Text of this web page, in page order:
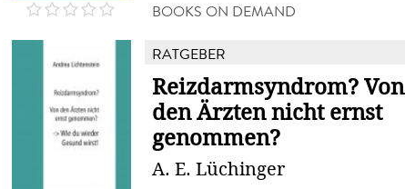
BOOKS ON DEMAND
RATGEBER
Reizdarmsyndrom? Von
den Ärzten nicht ernst
genommen?
A. E. Lüchinger